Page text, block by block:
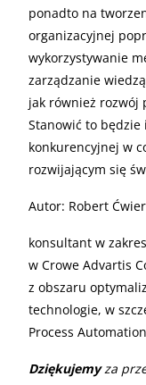
ponadto na
organizacyjnej
wykorzystywanie
zarządzanie
jak również rozwój
Stanowić to
konkurencyjnej w
rozwijającym się
Autor: Robert
konsultant w
w Crowe Advartis
z obszaru
technologie, w
Process
Dziękujemyza